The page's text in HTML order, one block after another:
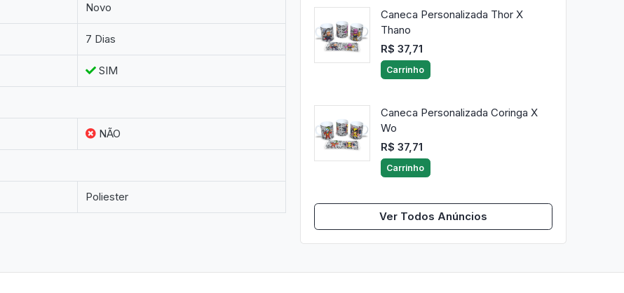
Novo
7 Dias
SIM
NÃO
Poliester
Caneca Personalizada Thor X
Thano
R$ 37,71
Carrinho
Caneca Personalizada Coringa X
Wo
R$ 37,71
Carrinho
Ver Todos Anúncios